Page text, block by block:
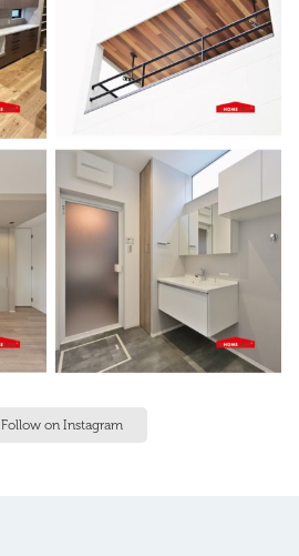
Follow on Instagram